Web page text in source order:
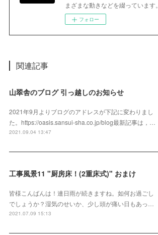
まざまな動きなどを綴っています。
フォロー
関連記事
山翠舎のブログ 引っ越しのお知らせ
2021年9月よりブログのアドレスが下記に変わりまし
た。https://oasis.sansui-sha.co.jp/blog最新記事は，…
2021.09.04 13:47
工事風景11 "厨房床！(2重床式)" おまけ
皆様こんばんは！連日雨が続きますね。如何お過ごし
でしょうか？湿気のせいか、少し頭が痛い日もあっ…
2021.07.09 15:13